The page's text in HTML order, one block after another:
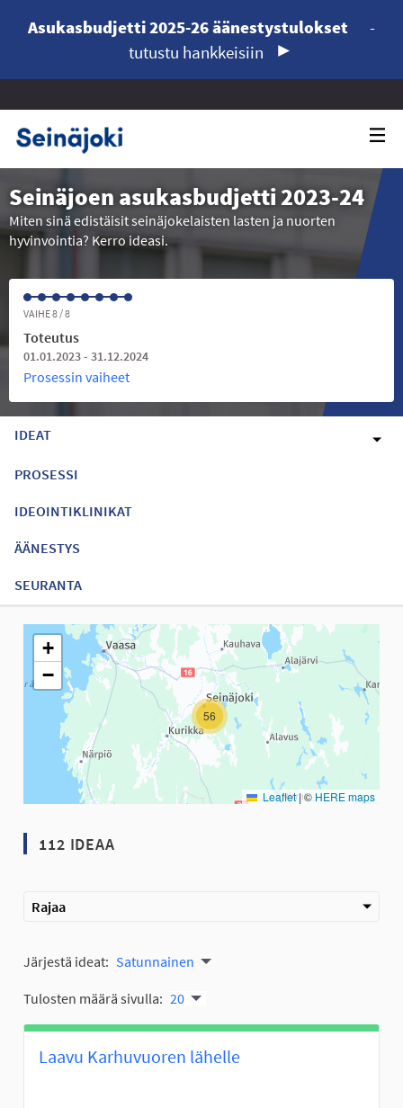
Asukasbudjetti 2025-26 äänestystulokset
-
tutustu hankkeisiin
Seinäjoen asukasbudjetti 2023-24
Miten sinä edistäisit seinäjokelaisten lasten ja nuorten
hyvinvointia? Kerro ideasi.
VAIHE 8 / 8
Toteutus
01.01.2023 - 31.12.2024
Prosessin vaiheet
IDEAT
PROSESSI
IDEOINTIKLINIKAT
ÄÄNESTYS
SEURANTA
Seuraavassa elementissä on kartta, joka esittää tämän
56
+
−
Leaflet |© HERE maps
112 IDEAA
Rajaa
Järjestä ideat: Satunnainen
Tulosten määrä sivulla: 20
Laavu Karhuvuoren lähelle